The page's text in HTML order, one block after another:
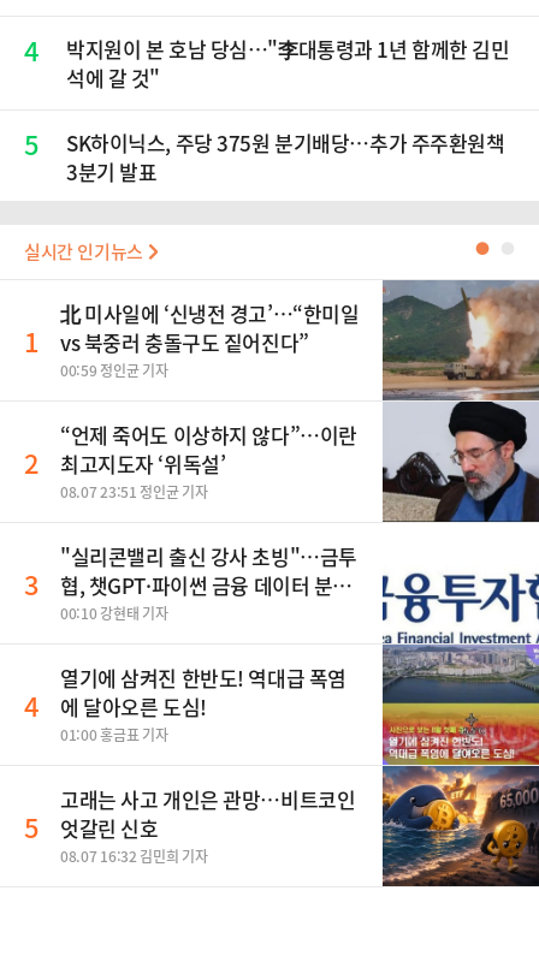
4
박지원이 본 호남 당심…"李대통령과 1년 함께한 김민
석에 갈 것"
5
SK하이닉스, 주당 375원 분기배당…추가 주주환원책
3분기 발표
실시간 인기뉴스 ●
1
北 미사일에 ‘신냉전 경고’…“한미일
vs 북중러 충돌구도 짙어진다”
00:59 정인균 기자
2
“언제 죽어도 이상하지 않다”…이란
최고지도자 ‘위독설’
08.07 23:51 정인균 기자
3
"실리콘밸리 출신 강사 초빙"…금투
협, 챗GPT·파이썬 금융 데이터 분석
과정 개설
00:10 강현태 기자
4
열기에 삼켜진 한반도! 역대급 폭염
에 달아오른 도심!
01:00 홍금표 기자
5
고래는 사고 개인은 관망…비트코인
엇갈린 신호
08.07 16:32 김민희 기자